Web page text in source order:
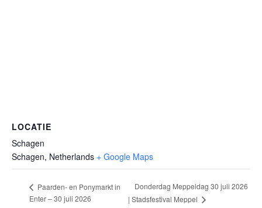
LOCATIE
Schagen
Schagen, Netherlands + Google Maps
Paarden- en Ponymarkt in
Enter – 30 juli 2026
Donderdag Meppeldag 30 juli 2026
| Stadsfestival Meppel